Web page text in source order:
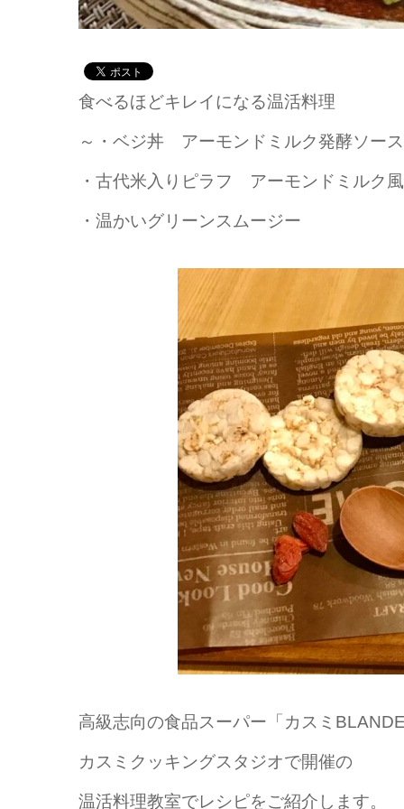
食べるほどキレイになる温活料理
～・ベジ丼 アーモンドミルク発酵ソー
・古代米入りピラフ アーモンドミルク
・温かいグリーンスムージー
高級志向の食品スーパー「カスミ
カスミクッキングスタジオで開催の
温活料理教室でレシピをご紹介します。